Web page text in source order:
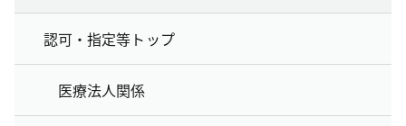
認可・指定等トップ
医療法人関係